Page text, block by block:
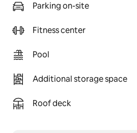
Parking on-site
Fitness center
Pool
Additional storage space
Roof deck